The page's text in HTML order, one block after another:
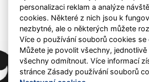
personalizaci reklam a analýze
cookies. Některé z nich jsou k
nezbytné, ale o některých můžete
Více o používání souborů cookies se
Můžete je povolit všechny,
všechny odmítnout. Více informací
stránce Zásady používání souborů